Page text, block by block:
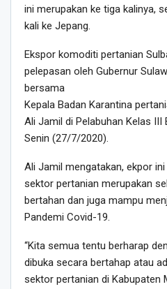
ini merupakan ke tiga kalinya,
kali ke Jepang.
Ekspor komoditi pertanian
pelepasan oleh Gubernur
bersama
Kepala Badan Karantina
Ali Jamil di Pelabuhan Kelas III
Senin (27/7/2020).
Ali Jamil mengatakan, ekpor
sektor pertanian merupakan
bertahan dan juga mampu
Pandemi Covid-19.
“Kita semua tentu berharap
dibuka secara bertahap atau
sektor pertanian di Kabupaten